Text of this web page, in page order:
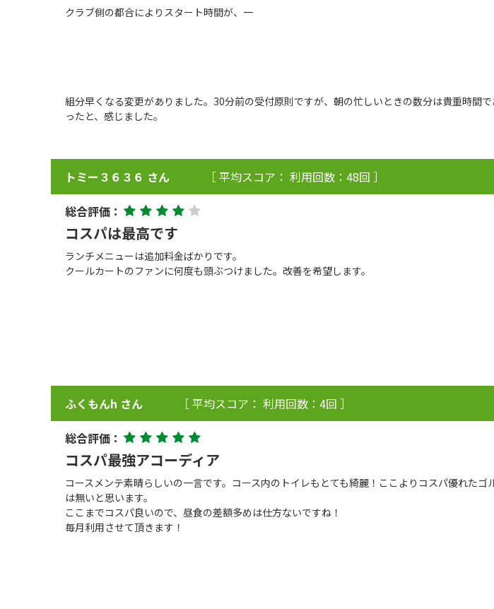
クラブ側の都合によりスタート時間が、一
組分早くなる変更がありました。30分前の受付原則ですが、朝の忙しいときの数分は貴重時間
ったと、感じました。
トミー３６３６ さん ［ 平均スコア： 利用回数：48回 ］
総合評価：
コスパは最高です
ランチメニューは追加料金ばかりです。
クールカートのファンに何度も頭ぶつけました。改善を希望します。
ふくもんh さん ［ 平均スコア： 利用回数：4回 ］
総合評価：
コスパ最強アコーディア
コースメンテ素晴らしいの一言です。コース内のトイレもとても綺麗！ここよりコスパ優れたゴ
は無いと思います。
ここまでコスパ良いので、昼食の差額多めは仕方ないですね！
毎月利用させて頂きます！